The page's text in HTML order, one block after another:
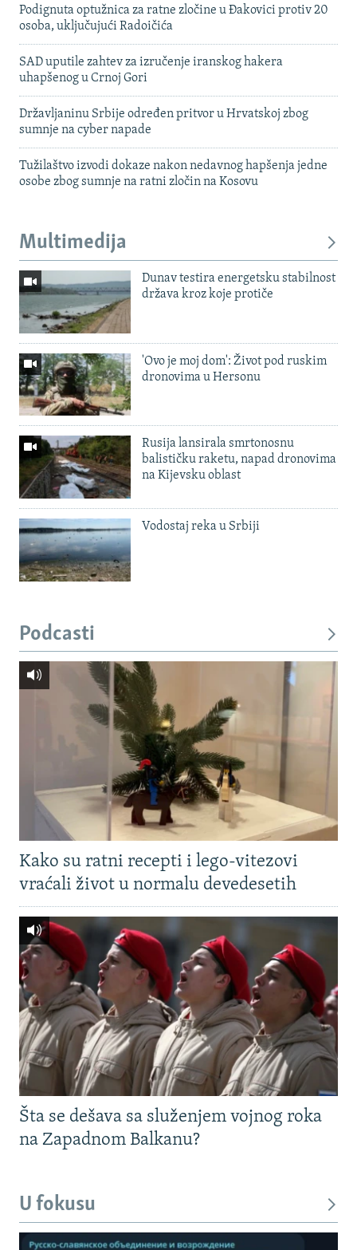
Podignuta optužnica za ratne zločine u Đakovici protiv 20
osoba, uključujući Radoičića
SAD uputile zahtev za izručenje iranskog hakera
uhapšenog u Crnoj Gori
Državljaninu Srbije određen pritvor u Hrvatskoj zbog
sumnje na cyber napade
Tužilaštvo izvodi dokaze nakon nedavnog hapšenja jedne
osobe zbog sumnje na ratni zločin na Kosovu
Multimedija
Dunav testira energetsku stabilnost
država kroz koje protiče
'Ovo je moj dom': Život pod ruskim
dronovima u Hersonu
Rusija lansirala smrtonosnu
balističku raketu, napad dronovima
na Kijevsku oblast
Vodostaj reka u Srbiji
Podcasti
Kako su ratni recepti i lego-vitezovi
vraćali život u normalu devedesetih
Šta se dešava sa služenjem vojnog roka
na Zapadnom Balkanu?
U fokusu